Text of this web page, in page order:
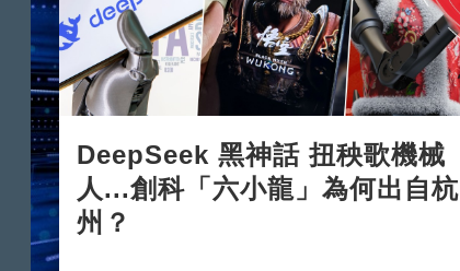
DeepSeek 黑神話 扭秧歌機械
人...創科「六小龍」為何出自杭
州？